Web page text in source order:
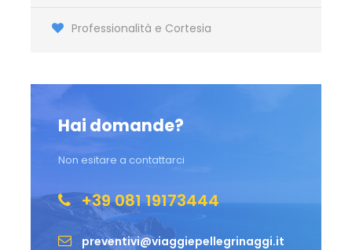
Professionalità e Cortesia
Hai domande?
Non esitare a contattarci
+39 081 19173444
preventivi@viaggiepellegrinaggi.it